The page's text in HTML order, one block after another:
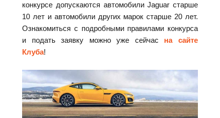
конкурсе допускаются автомобили Jaguar старше
10 лет и автомобили других марок старше 20 лет.
Ознакомиться с подробными правилами конкурса
и подать заявку можно уже сейчас на сайте
Клуба!